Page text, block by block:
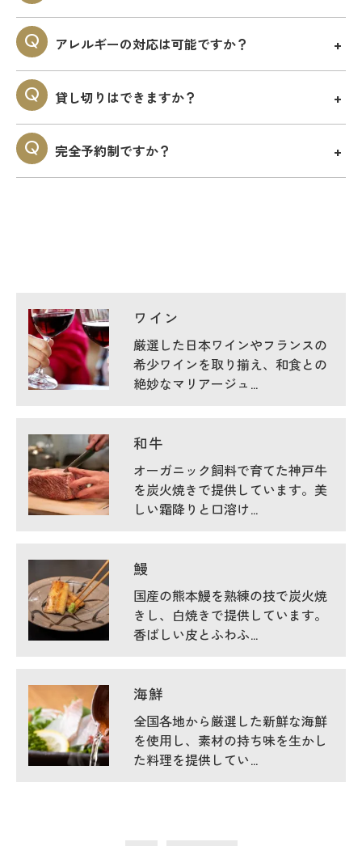
アレルギーの対応は可能ですか？
貸し切りはできますか？
完全予約制ですか？
ワイン
厳選した日本ワインやフランスの
希少ワインを取り揃え、和食との
絶妙なマリアージュ…
和牛
オーガニック飼料で育てた神戸牛
を炭火焼きで提供しています。美
しい霜降りと口溶け…
鰻
国産の熊本鰻を熟練の技で炭火焼
きし、白焼きで提供しています。
香ばしい皮とふわふ…
海鮮
全国各地から厳選した新鮮な海鮮
を使用し、素材の持ち味を生かし
た料理を提供してい…